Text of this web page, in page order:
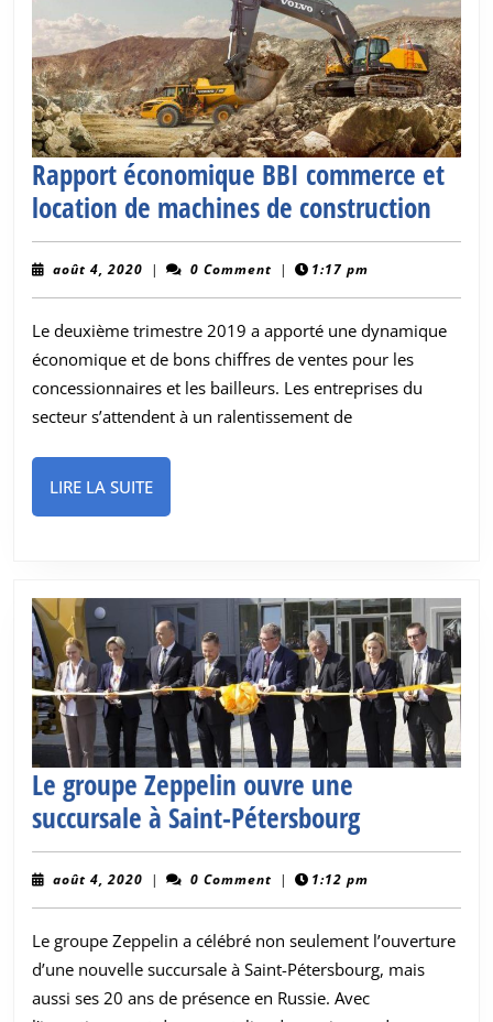
Rapport économique BBI commerce et
location de machines de construction
et
août 4, 2020 août
| 0 Comment | 1:17 pm
Le deuxième trimestre 2019 a apporté une dynamique
économique et de bons chiffres de ventes pour les
concessionnaires et les bailleurs. Les entreprises du
secteur s’attendent à un ralentissement de
LIRE LA SUITELIRE
LA
Le groupe Zeppelin ouvre une
succursale à Saint-PétersbourgLe
groupe
Zeppelin
ouvre
une
succursale
à
août 4, 2020 août
| 0 Comment | 1:12 pm
Le groupe Zeppelin a célébré non seulement l’ouverture
d’une nouvelle succursale à Saint-Pétersbourg, mais
aussi ses 20 ans de présence en Russie. Avec